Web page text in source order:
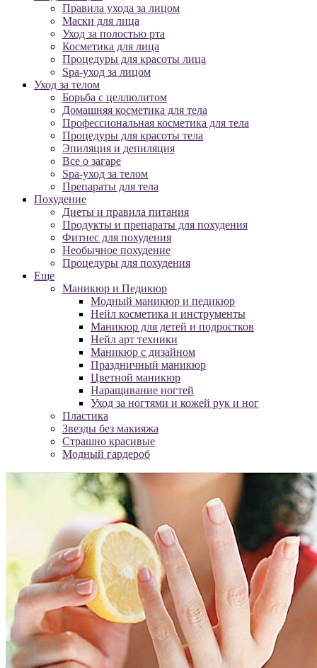
Правила ухода за лицом
Маски для лица
Уход за полостью рта
Косметика для лица
Процедуры для красоты лица
Spa-уход за лицом
Уход за телом
Борьба с целлюлитом
Домашняя косметика для тела
Профессиональная косметика для тела
Процедуры для красоты тела
Эпиляция и депиляция
Все о загаре
Spa-уход за телом
Препараты для тела
Похудение
Диеты и правила питания
Продукты и препараты для похудения
Фитнес для похудения
Необычное похудение
Процедуры для похудения
Еще
Маникюр и Педикюр
Модный маникюр и педикюр
Нейл косметика и инструменты
Маникюр для детей и подростков
Нейл арт техники
Маникюр с дизайном
Праздничный маникюр
Цветной маникюр
Наращивание ногтей
Уход за ногтями и кожей рук и ног
Пластика
Звезды без макияжа
Страшно красивые
Модный гардероб